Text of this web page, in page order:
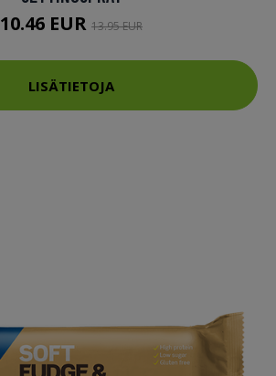
10.46 EUR 13.95 EUR
LISÄTIETOJA